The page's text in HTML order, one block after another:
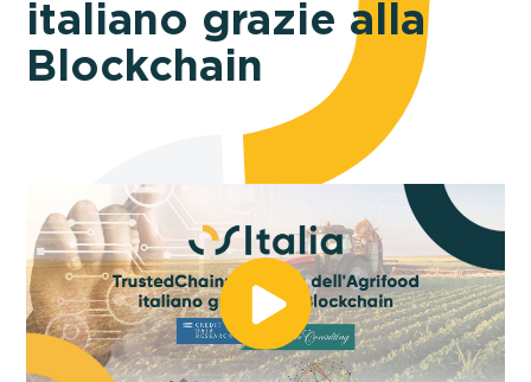
italiano grazie alla
Blockchain